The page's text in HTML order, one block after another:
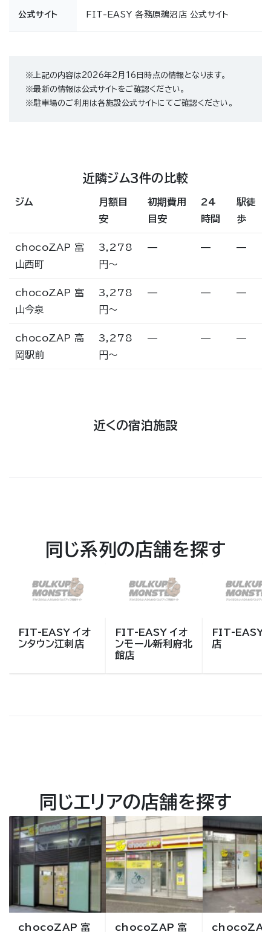
公式サイト FIT-EASY 各務原鵜沼店 公式サイト
※上記の内容は2026年2月16日時点の情報となります。
※最新の情報は公式サイトをご確認ください。
※駐車場のご利用は各施設公式サイトにてご確認ください。
近隣ジム3件の比較
ジム
月額目
安
初期費用
目安
24
時間
駅徒
歩
chocoZAP 富
山西町
3,278
円〜
— — —
chocoZAP 富
山今泉
3,278
円〜
— — —
chocoZAP 高
岡駅前
3,278
円〜
— — —
近くの宿泊施設
同じ系列の店舗を探す
FIT-EASY イオ
ンタウン江刺店
FIT-EASY イオ
ンモール新利府北
館店
FIT-EASY
店
同じエリアの店舗を探す
chocoZAP 富
chocoZAP 富
chocoZAP